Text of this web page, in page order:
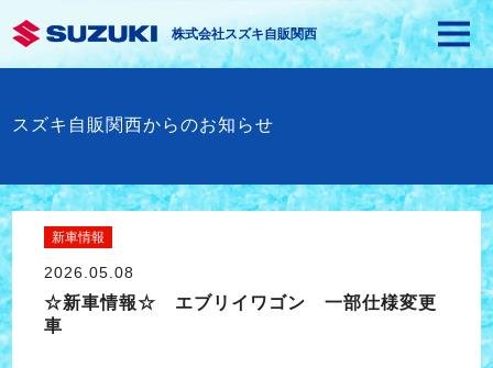
株式会社スズキ自販関西
スズキ自販関西からのお知らせ
新車情報
2026.05.08
☆新車情報☆ エブリイワゴン 一部仕様変更
車